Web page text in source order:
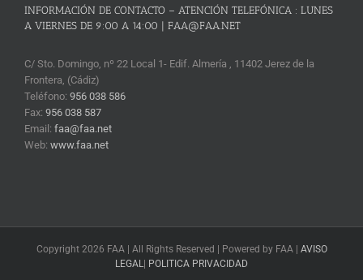
INFORMACIÓN DE CONTACTO – ATENCIÓN TELEFÓNICA : LUNES
A VIERNES DE 9:00 A 14:00 | FAA@FAA.NET
C/ Sto. Domingo, nº 22 Local 1- Edif. Almería , 11402 Jerez de la
Frontera, (Cádiz)
Teléfono: 956 038 586
Fax: 956 038 587
Email: faa@faa.net
Web: www.faa.net
Copyright 2026 FAA | All Rights Reserved | Powered by FAA | AVISO
LEGAL | POLITICA PRIVACIDAD